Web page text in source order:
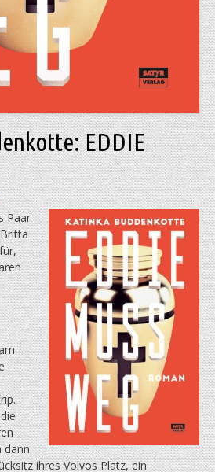
EDDIE
Paar
dann
ihres Volvos Platz, ein